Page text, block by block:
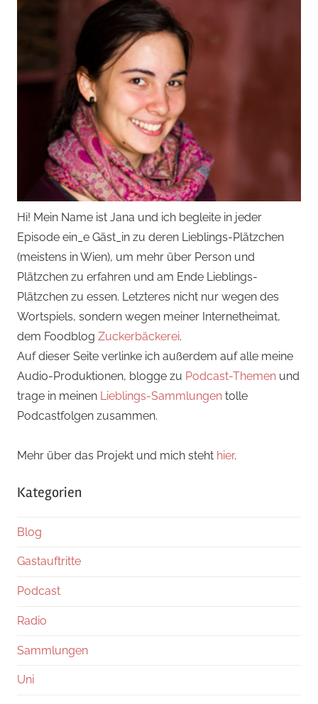
Hi! Mein Name ist Jana und ich begleite in jeder
Episode ein_e Gäst_in zu deren Lieblings-Plätzchen
(meistens in Wien), um mehr über Person und
Plätzchen zu erfahren und am Ende Lieblings-
Plätzchen zu essen. Letzteres nicht nur wegen des
Wortspiels, sondern wegen meiner Internetheimat,
dem Foodblog Zuckerbäckerei.
Auf dieser Seite verlinke ich außerdem auf alle meine
Audio-Produktionen, blogge zu Podcast-Themen und
trage in meinen Lieblings-Sammlungen tolle
Podcastfolgen zusammen.
Mehr über das Projekt und mich steht hier.
Kategorien
Blog
Gastauftritte
Podcast
Radio
Sammlungen
Uni